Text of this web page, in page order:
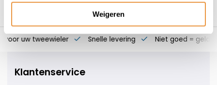
Weigeren
voor uw tweewieler Snelle levering Niet goed = geld
Klantenservice